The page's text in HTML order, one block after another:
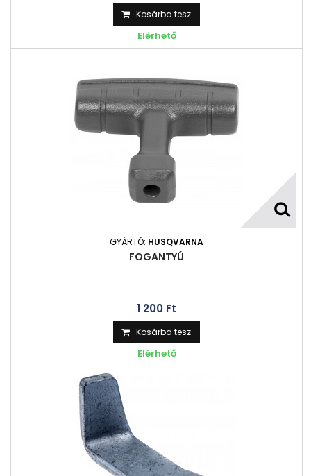
Kosárba tesz
Elérhető
GYÁRTÓ: HUSQVARNA
FOGANTYÚ
1 200 Ft‎
Kosárba tesz
Elérhető